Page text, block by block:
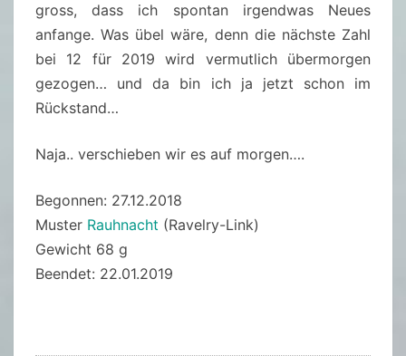
gross, dass ich spontan irgendwas Neues
anfange. Was übel wäre, denn die nächste Zahl
bei 12 für 2019 wird vermutlich übermorgen
gezogen… und da bin ich ja jetzt schon im
Rückstand…
Naja.. verschieben wir es auf morgen….
Begonnen: 27.12.2018
Muster Rauhnacht (Ravelry-Link)
Gewicht 68 g
Beendet: 22.01.2019